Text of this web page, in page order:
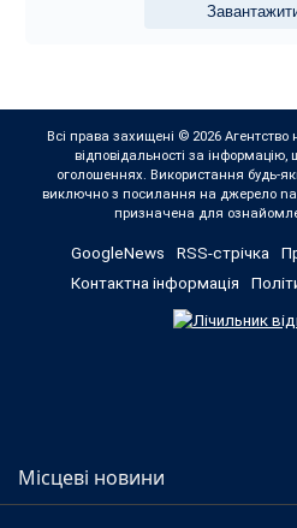
Всі права захищені © 2026
відповідальності за
оголошеннях. Використання будь-
виключно з посилання на джерело
призначена для
GoogleNews RSS-стрічка
Контактна інформація
Місцеві новини